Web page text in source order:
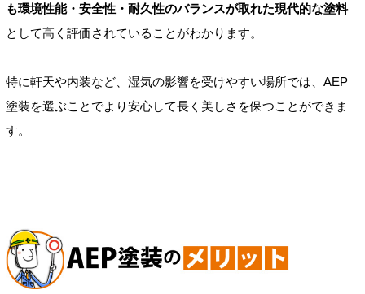
も環境性能・安全性・耐久性のバランスが取れた現代的な塗料
として高く評価されていることがわかります。
特に軒天や内装など、湿気の影響を受けやすい場所では、AEP
塗装を選ぶことでより安心して長く美しさを保つことができま
す。